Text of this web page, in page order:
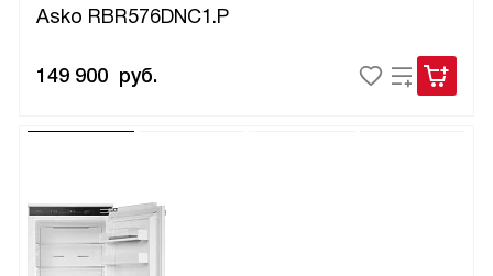
Asko RBR576DNC1.P
149 900 руб.